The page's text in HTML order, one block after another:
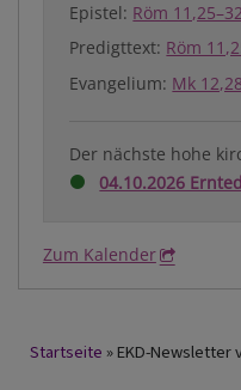
Epistel: Röm 11,25–32
Predigttext: Röm
Evangelium: Mk
Der nächste hohe
04.10.2026
Zum Kalender
Breadcrumb
Startseite EKD-Newsletter